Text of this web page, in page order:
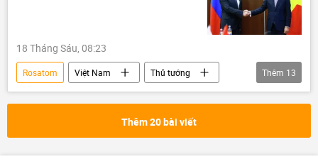
Zarubezhneft
18 Tháng Sáu, 08:23
Rosatom Việt Nam
Thủ tướng
Lê Minh Hưng
năng lượng
năng lượng gió
hợp tác
Hợp tác Nga-Việt
Liên bang Nga
Nga
Thêm 13
Thêm 20 bài viết